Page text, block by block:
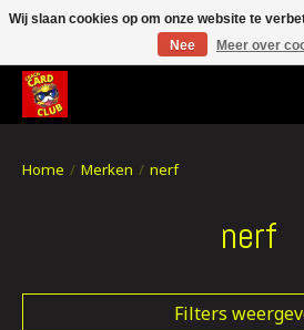
CRACH CARD CLUB , The best place to Geek out!
Home / Merken / nerf
nerf
Filters
Wij slaan cookies op om onze website te
Nee
Meer over